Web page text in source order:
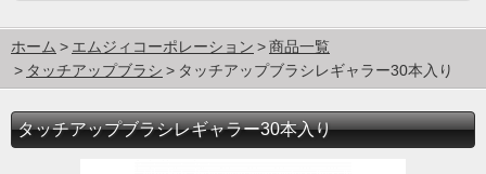
ホーム エムジィコーポレーション
商品一覧
タッチアップブラシ
タッチアップブラシレギャラー30本入り
タッチアップブラシレギャラー30本入り